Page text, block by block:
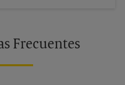
Frecuentes